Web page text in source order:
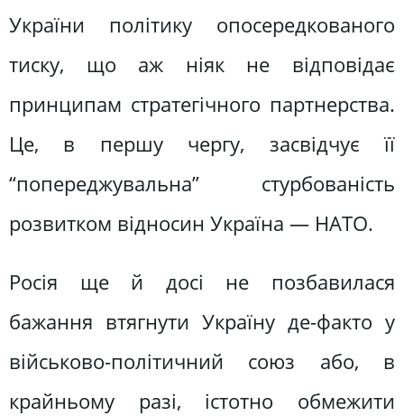
України політику опосередкованого
тиску, що аж ніяк не відповідає
принципам стратегічного партнерства.
Це, в першу чергу, засвідчує її
“попереджувальна” стурбованість
розвитком відносин Україна — НАТО.
Росія ще й досі не позбавилася
бажання втягнути Україну де-факто у
військово-політичний союз або, в
крайньому разі, істотно обмежити